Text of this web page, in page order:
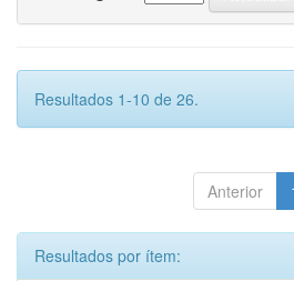
Resultados 1-10 de 26.
Anterior
Resultados por ítem: